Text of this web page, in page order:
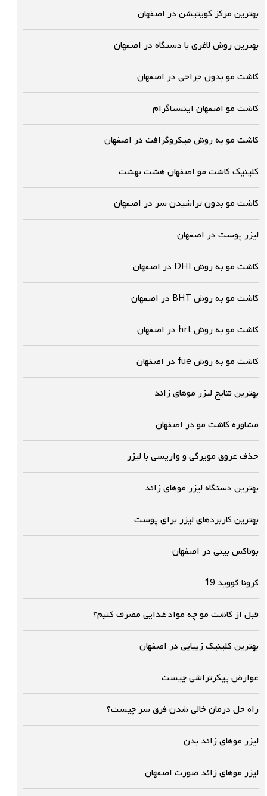
بهترین مرکز کویتیشن در اصفهان
بهترین روش لاغری با دستگاه در اصفهان
کاشت مو بدون جراحی در اصفهان
کاشت مو اصفهان اینستاگرام
کاشت مو به روش میکروگرافت در اصفهان
کلینیک کاشت مو اصفهان هشت بهشت
کاشت مو بدون تراشیدن سر در اصفهان
لیزر پوست در اصفهان
کاشت مو به روش DHI در اصفهان
کاشت مو به روش BHT در اصفهان
کاشت مو به روش hrt در اصفهان
کاشت مو به روش fue در اصفهان
بهترین نتایج لیزر موهای زائد
مشاوره کاشت مو در اصفهان
حذف عروق مویرگی و واریسی با لیزر
بهترین دستگاه لیزر موهای زائد
بهترین کاربردهای لیزر برای پوست
بوتاکس بینی در اصفهان
کرونا کووید 19
قبل از کاشت مو چه مواد غذایی مصرف کنیم؟
بهترین کلینیک زیبایی در اصفهان
عوارض پیکرتراشی چیست
راه حل درمان خالی شدن فرق سر چیست؟
لیزر موهای زائد بدن
لیزر موهای زائد صورت اصفهان